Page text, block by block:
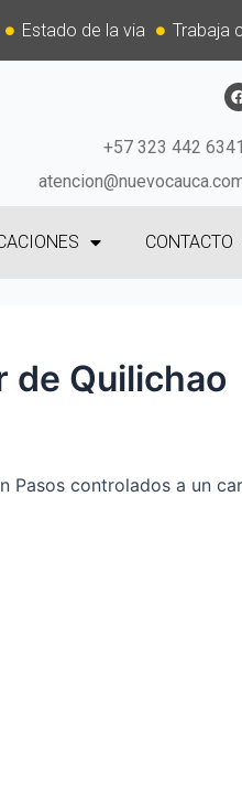
Estado de la via Trabaja
+57 323 442 6341
CONTACTO
de Quilichao
Pasos controlados a un